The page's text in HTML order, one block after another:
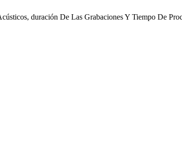
duración De Las Grabaciones Y Tiempo De